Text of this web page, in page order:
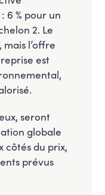
6 % pour un
2. Le
l’offre
est
seront
globale
côtés du prix,
prévus